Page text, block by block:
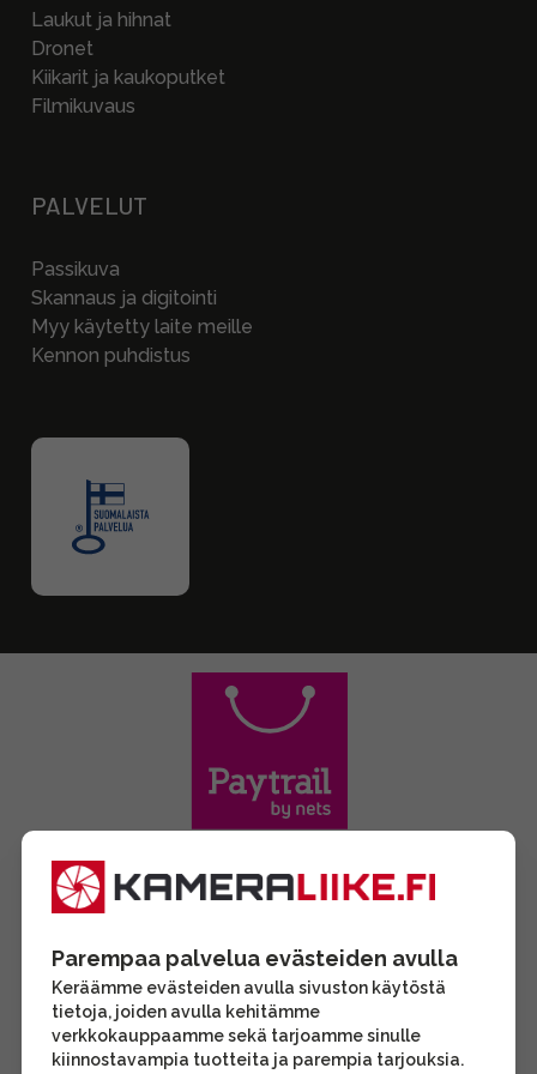
Laukut ja hihnat
Dronet
Kiikarit ja kaukoputket
Filmikuvaus
PALVELUT
Passikuva
Skannaus ja digitointi
Myy käytetty laite meille
Kennon puhdistus
Parempaa palvelua evästeiden avulla
Keräämme evästeiden avulla sivuston käytöstä
tietoja, joiden avulla kehitämme
verkkokauppaamme sekä tarjoamme sinulle
kiinnostavampia tuotteita ja parempia tarjouksia.